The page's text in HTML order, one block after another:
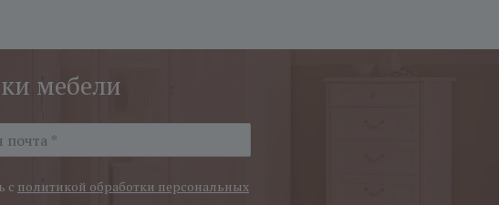
мебели
с политикой обработки персональных